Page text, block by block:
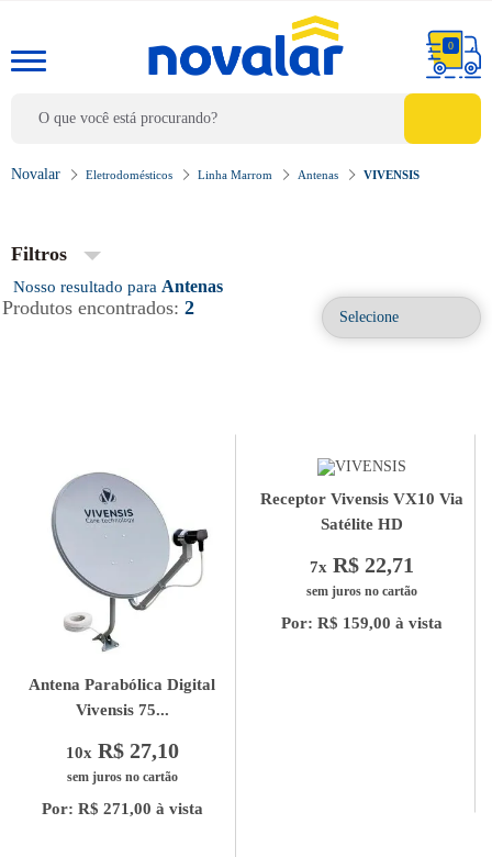
0
Eletrodomésticos Linha Marrom Antenas VIVENSIS
Filtros
Antenas
Produtos encontrados: 2
Antena Parabólica Digital
Vivensis 75...
10x R$ 27,10
sem juros no cartão
Por: R$ 271,00 à vista
Receptor Vivensis VX10 Via
Satélite HD
7x R$ 22,71
sem juros no cartão
Por: R$ 159,00 à vista